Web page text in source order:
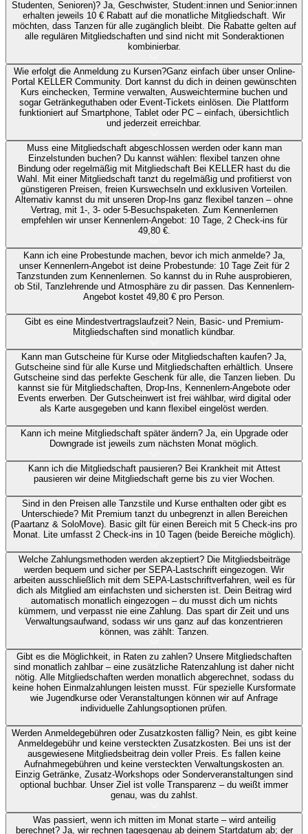
Studenten, Senioren)? Ja, Geschwister, Student:innen und Senior:innen
erhalten jeweils 10 € Rabatt auf die monatliche Mitgliedschaft. Wir
möchten, dass Tanzen für alle zugänglich bleibt. Die Rabatte gelten auf
alle regulären Mitgliedschaften und sind nicht mit Sonderaktionen
kombinierbar.
Wie erfolgt die Anmeldung zu Kursen?Ganz einfach über unser Online-
Portal KELLER Community. Dort kannst du dich in deinen gewünschten
Kurs einchecken, Termine verwalten, Ausweichtermine buchen und
sogar Getränkeguthaben oder Event-Tickets einlösen. Die Plattform
funktioniert auf Smartphone, Tablet oder PC – einfach, übersichtlich
und jederzeit erreichbar.
Muss eine Mitgliedschaft abgeschlossen werden oder kann man
Einzelstunden buchen? Du kannst wählen: flexibel tanzen ohne
Bindung oder regelmäßig mit Mitgliedschaft Bei KELLER hast du die
Wahl. Mit einer Mitgliedschaft tanzt du regelmäßig und profitierst von
günstigeren Preisen, freien Kurswechseln und exklusiven Vorteilen.
Alternativ kannst du mit unseren Drop-Ins ganz flexibel tanzen – ohne
Vertrag, mit 1-, 3- oder 5-Besuchspaketen. Zum Kennenlernen
empfehlen wir unser Kennenlern-Angebot: 10 Tage, 2 Check-ins für
49,80 €.
Kann ich eine Probestunde machen, bevor ich mich anmelde? Ja,
unser Kennenlern-Angebot ist deine Probestunde: 10 Tage Zeit für 2
Tanzstunden zum Kennenlernen. So kannst du in Ruhe ausprobieren,
ob Stil, Tanzlehrende und Atmosphäre zu dir passen. Das Kennenlern-
Angebot kostet 49,80 € pro Person.
Gibt es eine Mindestvertragslaufzeit? Nein, Basic- und Premium-
Mitgliedschaften sind monatlich kündbar.
Kann man Gutscheine für Kurse oder Mitgliedschaften kaufen? Ja,
Gutscheine sind für alle Kurse und Mitgliedschaften erhältlich. Unsere
Gutscheine sind das perfekte Geschenk für alle, die Tanzen lieben. Du
kannst sie für Mitgliedschaften, Drop-Ins, Kennenlern-Angebote oder
Events erwerben. Der Gutscheinwert ist frei wählbar, wird digital oder
als Karte ausgegeben und kann flexibel eingelöst werden.
Kann ich meine Mitgliedschaft später ändern? Ja, ein Upgrade oder
Downgrade ist jeweils zum nächsten Monat möglich.
Kann ich die Mitgliedschaft pausieren? Bei Krankheit mit Attest
pausieren wir deine Mitgliedschaft gerne bis zu vier Wochen.
Sind in den Preisen alle Tanzstile und Kurse enthalten oder gibt es
Unterschiede? Mit Premium tanzt du unbegrenzt in allen Bereichen
(Paartanz & SoloMove). Basic gilt für einen Bereich mit 5 Check-ins pro
Monat. Lite umfasst 2 Check-ins in 10 Tagen (beide Bereiche möglich).
Welche Zahlungsmethoden werden akzeptiert? Die Mitgliedsbeiträge
werden bequem und sicher per SEPA-Lastschrift eingezogen. Wir
arbeiten ausschließlich mit dem SEPA-Lastschriftverfahren, weil es für
dich als Mitglied am einfachsten und sichersten ist. Dein Beitrag wird
automatisch monatlich eingezogen – du musst dich um nichts
kümmern, und verpasst nie eine Zahlung. Das spart dir Zeit und uns
Verwaltungsaufwand, sodass wir uns ganz auf das konzentrieren
können, was zählt: Tanzen.
Gibt es die Möglichkeit, in Raten zu zahlen? Unsere Mitgliedschaften
sind monatlich zahlbar – eine zusätzliche Ratenzahlung ist daher nicht
nötig. Alle Mitgliedschaften werden monatlich abgerechnet, sodass du
keine hohen Einmalzahlungen leisten musst. Für spezielle Kursformate
wie Jugendkurse oder Veranstaltungen können wir auf Anfrage
individuelle Zahlungsoptionen prüfen.
Werden Anmeldegebühren oder Zusatzkosten fällig? Nein, es gibt keine
Anmeldegebühr und keine versteckten Zusatzkosten. Bei uns ist der
ausgewiesene Mitgliedsbeitrag dein voller Preis. Es fallen keine
Aufnahmegebühren und keine versteckten Verwaltungskosten an.
Einzig Getränke, Zusatz-Workshops oder Sonderveranstaltungen sind
optional buchbar. Unser Ziel ist volle Transparenz – du weißt immer
genau, was du zahlst.
Was passiert, wenn ich mitten im Monat starte – wird anteilig
berechnet? Ja, wir rechnen tagesgenau ab deinem Startdatum ab; der